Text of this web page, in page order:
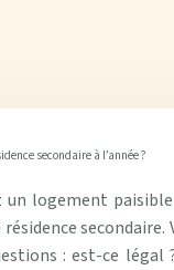
secondaire à l’année ?
un logement
: est-ce